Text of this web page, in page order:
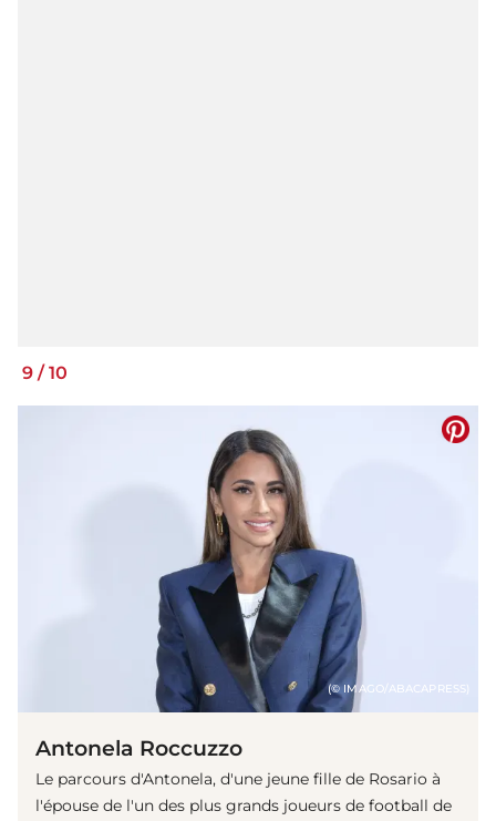
9 /10
(© IMAGO/ABACAPRESS)
Antonela Roccuzzo
Le parcours d'Antonela, d'une jeune fille de Rosario à
l'épouse de l'un des plus grands joueurs de football de